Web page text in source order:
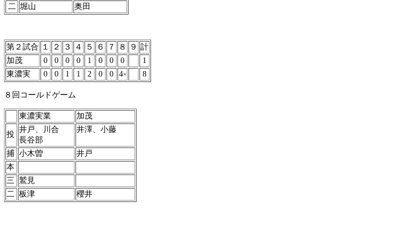
二 堀山 奥田
第２試合 １ ２ ３ ４ ５ ６ ７ ８ ９ 計
加茂
0 0 0 0 1 0 0 0
1
東濃実
0 0 1 1 2 0 0 4× 8
８回コールドゲーム
東濃実業 加茂
投
井戸、川合
長谷部
井澤、小藤
捕 小木曽
井戸
本
三 鷲見
二
板津 櫻井